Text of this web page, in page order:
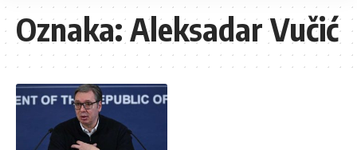
Oznaka:Aleksadar Vučić